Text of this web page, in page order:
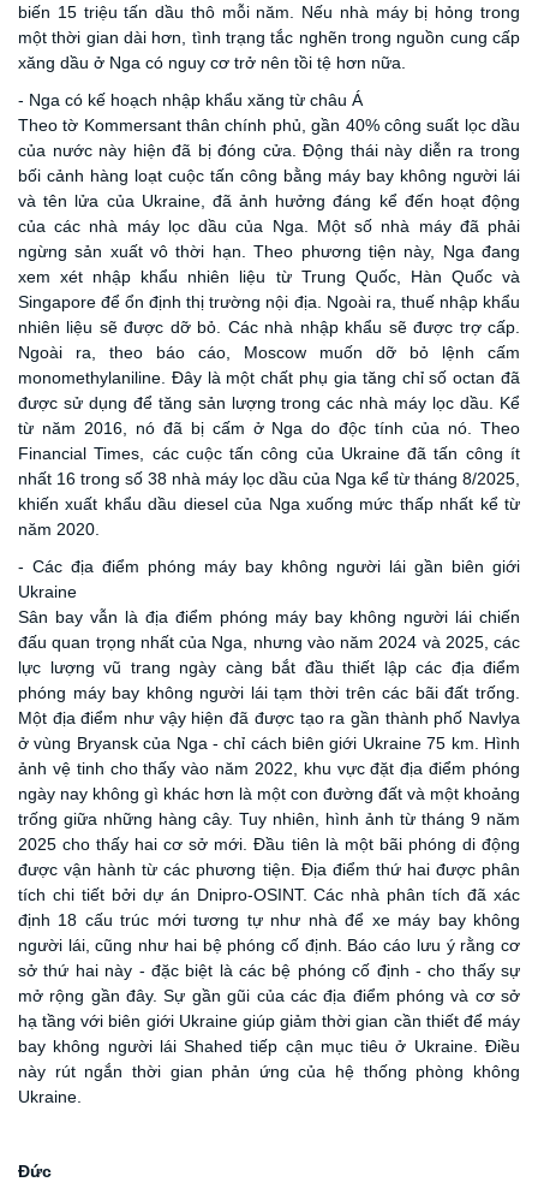
biến 15 triệu tấn dầu thô mỗi năm. Nếu nhà máy bị hỏng trong
một thời gian dài hơn, tình trạng tắc nghẽn trong nguồn cung cấp
xăng dầu ở Nga có nguy cơ trở nên tồi tệ hơn nữa.
- Nga có kế hoạch nhập khẩu xăng từ châu Á
Theo tờ Kommersant thân chính phủ, gần 40% công suất lọc dầu
của nước này hiện đã bị đóng cửa. Động thái này diễn ra trong
bối cảnh hàng loạt cuộc tấn công bằng máy bay không người lái
và tên lửa của Ukraine, đã ảnh hưởng đáng kể đến hoạt động
của các nhà máy lọc dầu của Nga. Một số nhà máy đã phải
ngừng sản xuất vô thời hạn. Theo phương tiện này, Nga đang
xem xét nhập khẩu nhiên liệu từ Trung Quốc, Hàn Quốc và
Singapore để ổn định thị trường nội địa. Ngoài ra, thuế nhập khẩu
nhiên liệu sẽ được dỡ bỏ. Các nhà nhập khẩu sẽ được trợ cấp.
Ngoài ra, theo báo cáo, Moscow muốn dỡ bỏ lệnh cấm
monomethylaniline. Đây là một chất phụ gia tăng chỉ số octan đã
được sử dụng để tăng sản lượng trong các nhà máy lọc dầu. Kể
từ năm 2016, nó đã bị cấm ở Nga do độc tính của nó. Theo
Financial Times, các cuộc tấn công của Ukraine đã tấn công ít
nhất 16 trong số 38 nhà máy lọc dầu của Nga kể từ tháng 8/2025,
khiến xuất khẩu dầu diesel của Nga xuống mức thấp nhất kể từ
năm 2020.
- Các địa điểm phóng máy bay không người lái gần biên giới
Ukraine
Sân bay vẫn là địa điểm phóng máy bay không người lái chiến
đấu quan trọng nhất của Nga, nhưng vào năm 2024 và 2025, các
lực lượng vũ trang ngày càng bắt đầu thiết lập các địa điểm
phóng máy bay không người lái tạm thời trên các bãi đất trống.
Một địa điểm như vậy hiện đã được tạo ra gần thành phố Navlya
ở vùng Bryansk của Nga - chỉ cách biên giới Ukraine 75 km. Hình
ảnh vệ tinh cho thấy vào năm 2022, khu vực đặt địa điểm phóng
ngày nay không gì khác hơn là một con đường đất và một khoảng
trống giữa những hàng cây. Tuy nhiên, hình ảnh từ tháng 9 năm
2025 cho thấy hai cơ sở mới. Đầu tiên là một bãi phóng di động
được vận hành từ các phương tiện. Địa điểm thứ hai được phân
tích chi tiết bởi dự án Dnipro-OSINT. Các nhà phân tích đã xác
định 18 cấu trúc mới tương tự như nhà để xe máy bay không
người lái, cũng như hai bệ phóng cố định. Báo cáo lưu ý rằng cơ
sở thứ hai này - đặc biệt là các bệ phóng cố định - cho thấy sự
mở rộng gần đây. Sự gần gũi của các địa điểm phóng và cơ sở
hạ tầng với biên giới Ukraine giúp giảm thời gian cần thiết để máy
bay không người lái Shahed tiếp cận mục tiêu ở Ukraine. Điều
này rút ngắn thời gian phản ứng của hệ thống phòng không
Ukraine.
Đức